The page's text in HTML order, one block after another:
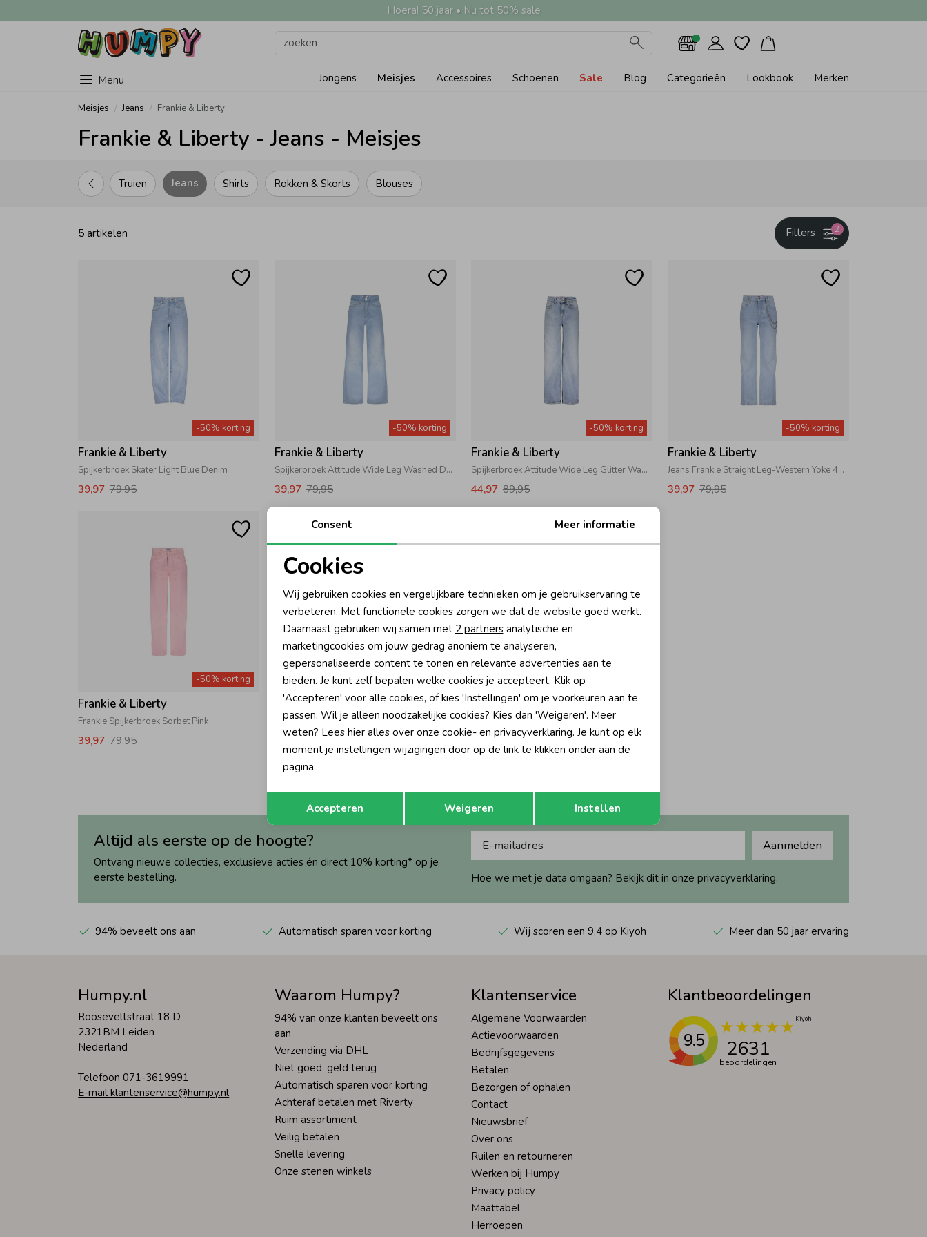
Hoera! 50 jaar • Nu tot 50% sale
Menu Jongens Meisjes Accessoires Schoenen Sale Blog Categorieën Lookbook Merken
Meisjes Jeans Frankie & Liberty
Frankie & Liberty - Jeans - Meisjes
Shirts
Truien Jeans Rokken & Skorts Blouses
5 artikelen 2
Filters
-50% korting
Frankie & Liberty
Spijkerbroek Skater Light Blue Denim
39,97 79,95
-50% korting
Frankie & Liberty
Spijkerbroek Attitude Wide Leg Washed Denim
39,97 79,95
-50% korting
Frankie & Liberty
Spijkerbroek Attitude Wide Leg Glitter Washed Denim
44,97 89,95
-50% korting
Frankie & Liberty
Jeans Frankie Straight Leg-Western Yoke 40 Light Blue
39,97 79,95
-50% korting
Frankie & Liberty
Frankie Spijkerbroek Sorbet Pink
39,97 79,95
Altijd als eerste op de hoogte?
Ontvang nieuwe collecties, exclusieve acties én direct 10% korting* op je
eerste bestelling.
Aanmelden
Hoe we met je data omgaan? Bekijk dit in onze privacyverklaring.
94% beveelt ons aan Automatisch sparen voor korting Wij scoren een 9,4 op Kiyoh Meer dan 50 jaar ervaring
Humpy.nl
Rooseveltstraat 18 D
2321BM Leiden
Nederland
Telefoon 071-3619991
E-mail klantenservice@humpy.nl
Waarom Humpy?
94% van onze klanten beveelt ons
aan
Verzending via DHL
Niet goed, geld terug
Automatisch sparen voor korting
Achteraf betalen met Riverty
Ruim assortiment
Veilig betalen
Snelle levering
Onze stenen winkels
Klantenservice
Algemene Voorwaarden
Actievoorwaarden
Bedrijfsgegevens
Betalen
Bezorgen of ophalen
Contact
Nieuwsbrief
Over ons
Ruilen en retourneren
Werken bij Humpy
Privacy policy
Maattabel
Herroepen
Klantbeoordelingen
9.5 2631
beoordelingen
Noodzakelijke cookies
Analytische cookies Marketing cookies
Terug Opslaan
Consent Meer informatie
Cookies
Wij gebruiken cookies en vergelijkbare technieken om je gebruikservaring te
verbeteren. Met functionele cookies zorgen we dat de website goed werkt.
Daarnaast gebruiken wij samen met 2 partnersanalytische en
marketingcookies om jouw gedrag anoniem te analyseren,
gepersonaliseerde content te tonen en relevante advertenties aan te
bieden. Je kunt zelf bepalen welke cookies je accepteert. Klik op
'Accepteren' voor alle cookies, of kies 'Instellingen' om je voorkeuren aan te
passen. Wil je alleen noodzakelijke cookies? Kies dan 'Weigeren'. Meer
weten? Lees hieralles over onze cookie- en privacyverklaring. Je kunt op elk
moment je instellingen wijzigingen door op de link te klikken onder aan de
pagina.
Accepteren Weigeren Instellen